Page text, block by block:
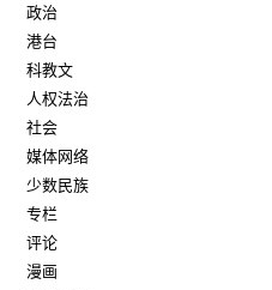
政治
港台
科教文
人权法治
社会
媒体网络
少数民族
专栏
评论
漫画